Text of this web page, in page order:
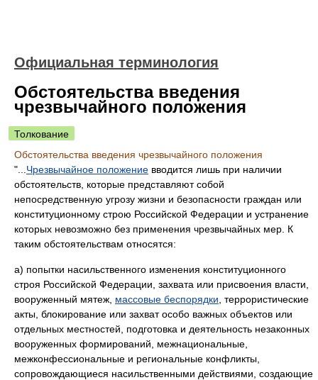
Официальная терминология
Обстоятельства введения
чрезвычайного положения
Толкование
Обстоятельства введения чрезвычайного положения
"... Чрезвычайное положение вводится лишь при наличии
обстоятельств, которые представляют собой
непосредственную угрозу жизни и безопасности граждан или
конституционному строю Российской Федерации и устранение
которых невозможно без применения чрезвычайных мер. К
таким обстоятельствам относятся:
а) попытки насильственного изменения конституционного
строя Российской Федерации, захвата или присвоения власти,
вооруженный мятеж, массовые беспорядки , террористические
акты, блокирование или захват особо важных объектов или
отдельных местностей, подготовка и деятельность незаконных
вооруженных формирований, межнациональные,
межконфессиональные и региональные конфликты,
сопровождающиеся насильственными действиями, создающие